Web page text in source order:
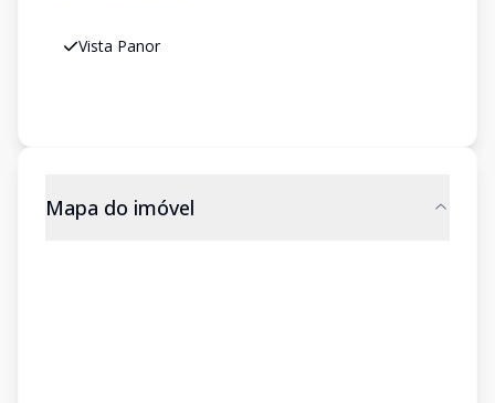
Vista Panor
Mapa do imóvel